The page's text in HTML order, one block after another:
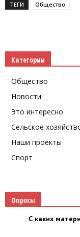
ТЕГИ Общество
Категории
Общество
Новости
Это интересно
Сельское
Наши проекты
Спорт
Опросы
С каких